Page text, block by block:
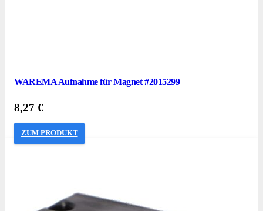
WAREMA Aufnahme für Magnet #2015299
8,27 €
ZUM PRODUKT